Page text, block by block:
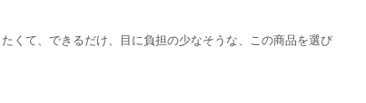
くて、できるだけ、目に負担の少なそうな、この商品を選び